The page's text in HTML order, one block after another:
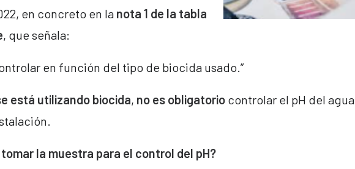
en concreto en la nota 1 de la tabla
, que señala:
en función del tipo de biocida usado.”
está utilizando biocida, no es obligatorio controlar el pH del agua
tomar la muestra para el control del pH?